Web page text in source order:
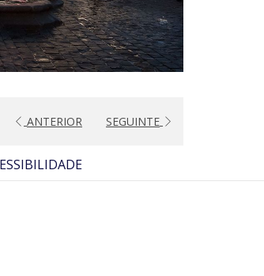
ANTERIOR SEGUINTE